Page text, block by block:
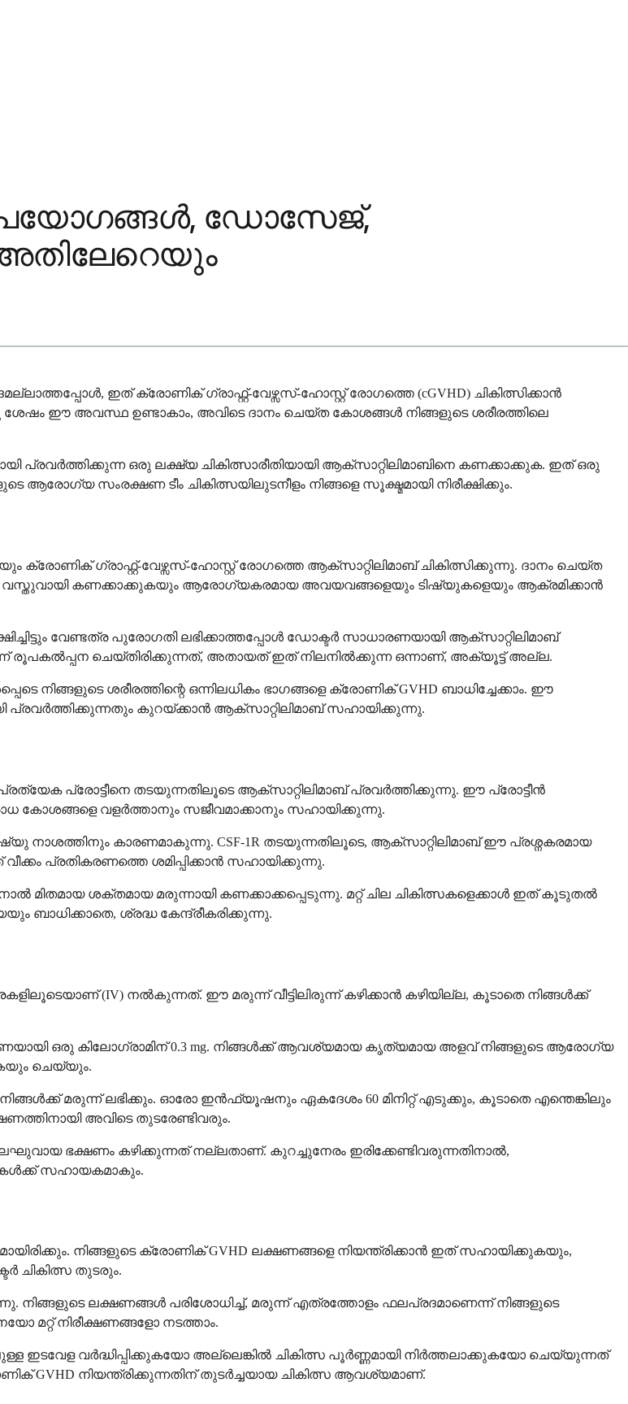
ഡോസേജ്,
ഇത് ക്രോണിക് ഗ്രാഫ്റ്റ്-വേഴ്സസ്-ഹോസ്റ്റ് രോഗത്തെ (cGVHD) ചികിത്സിക്കാൻ
ശേഷം ഈ അവസ്ഥ ഉണ്ടാകാം, അവിടെ ദാനം ചെയ്ത കോശങ്ങൾ നിങ്ങളുടെ ശരീരത്തിലെ
പ്രവർത്തിക്കുന്ന ഒരു ലക്ഷ്യ ചികിത്സാരീതിയായി ആക്സാറ്റിലിമാബിനെ കണക്കാക്കുക. ഇത് ഒരു
സംരക്ഷണ ടീം ചികിത്സയിലുടനീളം നിങ്ങളെ സൂക്ഷ്മമായി നിരീക്ഷിക്കും.
ഗ്രാഫ്റ്റ്-വേഴ്സസ്-ഹോസ്റ്റ് രോഗത്തെ ആക്സാറ്റിലിമാബ് ചികിത്സിക്കുന്നു. ദാനം ചെയ്ത
വസ്തുവായി കണക്കാക്കുകയും ആരോഗ്യകരമായ അവയവങ്ങളെയും ടിഷ്യുകളെയും ആക്രമിക്കാൻ
വേണ്ടത്ര പുരോഗതി ലഭിക്കാത്തപ്പോൾ ഡോക്ടർ സാധാരണയായി ആക്സാറ്റിലിമാബ്
ചെയ്തിരിക്കുന്നത്, അതായത് ഇത് നിലനിൽക്കുന്ന ഒന്നാണ്, അക്യൂട്ട് അല്ല.
ശരീരത്തിന്റെ ഒന്നിലധികം ഭാഗങ്ങളെ ക്രോണിക് GVHD ബാധിച്ചേക്കാം. ഈ
കുറയ്ക്കാൻ ആക്സാറ്റിലിമാബ് സഹായിക്കുന്നു.
ഒരു പ്രത്യേക പ്രോട്ടീനെ തടയുന്നതിലൂടെ ആക്സാറ്റിലിമാബ് പ്രവർത്തിക്കുന്നു. ഈ പ്രോട്ടീൻ
കോശങ്ങളെ വളർത്താനും സജീവമാക്കാനും സഹായിക്കുന്നു.
നാശത്തിനും കാരണമാകുന്നു. CSF-1R തടയുന്നതിലൂടെ, ആക്സാറ്റിലിമാബ് ഈ പ്രശ്നകരമായ
പ്രതികരണത്തെ ശമിപ്പിക്കാൻ സഹായിക്കുന്നു.
മിതമായ ശക്തമായ മരുന്നായി കണക്കാക്കപ്പെടുന്നു. മറ്റ് ചില ചികിത്സകളെക്കാൾ ഇത് കൂടുതൽ
ശ്രദ്ധ കേന്ദ്രീകരിക്കുന്നു.
(IV) നൽകുന്നത്. ഈ മരുന്ന് വീട്ടിലിരുന്ന് കഴിക്കാൻ കഴിയില്ല, കൂടാതെ നിങ്ങൾക്ക്
ഒരു കിലോഗ്രാമിന് 0.3 mg. നിങ്ങൾക്ക് ആവശ്യമായ കൃത്യമായ അളവ് നിങ്ങളുടെ ആരോഗ്യ
ചെയ്യും.
മരുന്ന് ലഭിക്കും. ഓരോ ഇൻഫ്യൂഷനും ഏകദേശം 60 മിനിറ്റ് എടുക്കും, കൂടാതെ എന്തെങ്കിലും
അവിടെ തുടരേണ്ടിവരും.
ഭക്ഷണം കഴിക്കുന്നത് നല്ലതാണ്. കുറച്ചുനേരം ഇരിക്കേണ്ടിവരുന്നതിനാൽ,
സഹായകമാകും.
നിങ്ങളുടെ ക്രോണിക് GVHD ലക്ഷണങ്ങളെ നിയന്ത്രിക്കാൻ ഇത് സഹായിക്കുകയും,
ചികിത്സ തുടരും.
ലക്ഷണങ്ങൾ പരിശോധിച്ച്, മരുന്ന് എത്രത്തോളം ഫലപ്രദമാണെന്ന് നിങ്ങളുടെ
മറ്റ് നിരീക്ഷണങ്ങളോ നടത്താം.
ഇടവേള വർദ്ധിപ്പിക്കുകയോ അല്ലെങ്കിൽ ചികിത്സ പൂർണ്ണമായി നിർത്തലാക്കുകയോ ചെയ്യുന്നത്
GVHD നിയന്ത്രിക്കുന്നതിന് തുടർച്ചയായ ചികിത്സ ആവശ്യമാണ്.